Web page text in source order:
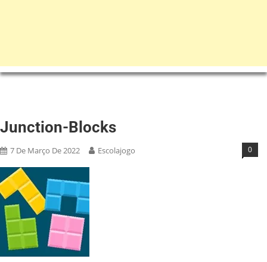
Junction-Blocks
7 De Março De 2022 Escolajogo 0